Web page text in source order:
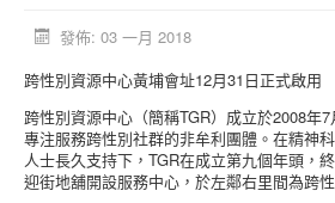
資料庫
媒體庫
台灣專區
中國大陸專區
「跨樂園」交友平台
發佈: 03 一月 2018
跨性別資源中心黃埔會址12月31日正式啟用
跨性別資源中心（簡稱TGR）成立於2008年
專注服務跨性別社群的非牟利團體。在精神
人士長久支持下，TGR在成立第九個年頭，
迎街地舖開設服務中心，於左鄰右里間為跨